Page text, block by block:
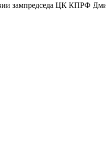
зампредседа ЦК КПРФ